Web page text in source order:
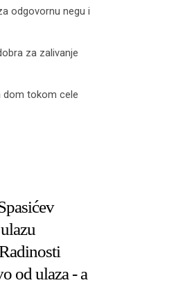
odgovornu negu i
za zalivanje
dom tokom cele
od ulaza - a